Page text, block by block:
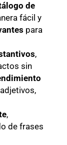
de
fácil y
para
,
sin
,
de frases